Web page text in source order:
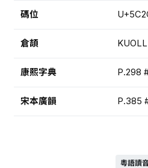
碼位
倉頡 KUOLL
康熙字典 P.298
宋本廣韻 P.385
粵語讀